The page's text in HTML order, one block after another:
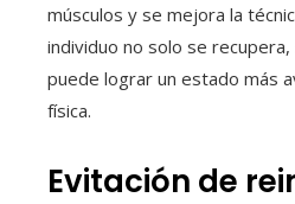
músculos y se mejora la
individuo no solo se
puede lograr un estado más
física.
Evitación de